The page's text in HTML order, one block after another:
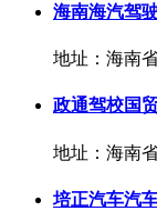
海南海汽驾
地址：海南
政通驾校国
地址：海南
培正汽车汽